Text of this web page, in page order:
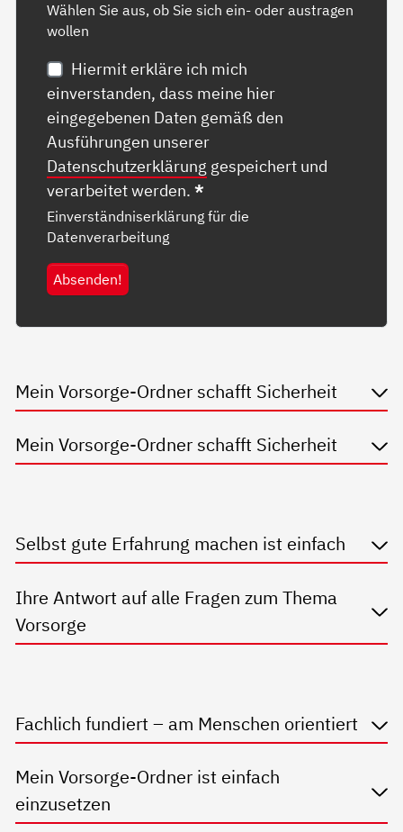
Wählen Sie aus, ob Sie sich ein- oder austragen
wollen
Hiermit erkläre ich mich
einverstanden, dass meine hier
eingegebenen Daten gemäß den
Ausführungen unserer
Datenschutzerklärung gespeichert und
verarbeitet werden.*
Einverständniserklärung für die
Datenverarbeitung
Absenden!
Mein Vorsorge-Ordner schafft Sicherheit
Mein Vorsorge-Ordner schafft Sicherheit
Selbst gute Erfahrung machen ist einfach
Ihre Antwort auf alle Fragen zum Thema
Vorsorge
Fachlich fundiert – am Menschen orientiert
Mein Vorsorge-Ordner ist einfach
einzusetzen